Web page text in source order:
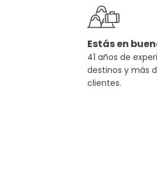
Estás en
41 años de
destinos y más
clientes.